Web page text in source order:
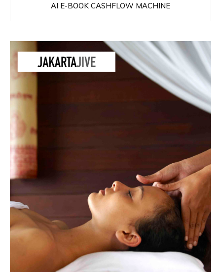
AI E-BOOK CASHFLOW MACHINE